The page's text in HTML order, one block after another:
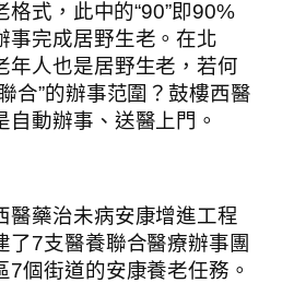
格式，此中的“90”即90%
事完成居野生老。在北
年人也是居野生老，若何
合”的辦事范圍？鼓樓西醫
自動辦事、送醫上門。
藥治未病安康增進工程
了7支醫養聯合醫療辦事團
7個街道的安康養老任務。